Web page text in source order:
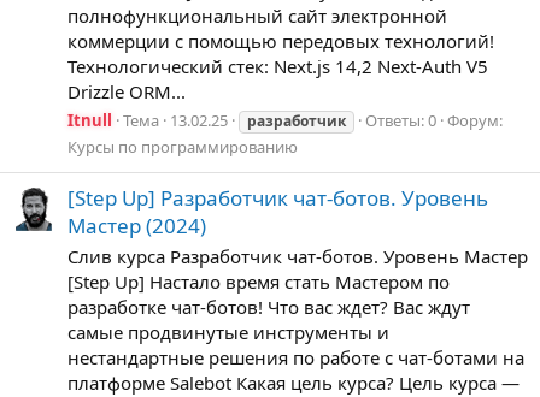
полнофункциональный сайт электронной
коммерции с помощью передовых технологий!
Технологический стек: Next.js 14,2 Next-Auth V5
Drizzle ORM...
Itnull Тема 13.02.25 разработчик Ответы: 0 Форум:
Курсы по программированию
[Step Up] Разработчик чат-ботов. Уровень
Мастер (2024)
Слив курса Разработчик чат-ботов. Уровень Мастер
[Step Up] Настало время стать Мастером по
разработке чат-ботов! Что вас ждет? Вас ждут
самые продвинутые инструменты и
нестандартные решения по работе с чат-ботами на
платформе Salebot Какая цель курса? Цель курса —